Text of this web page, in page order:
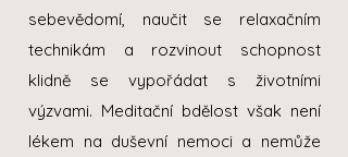
sebevědomí, naučit se relaxačním
technikám a rozvinout schopnost
klidně se vypořádat s životními
výzvami. Meditační bdělost však není
lékem na duševní nemoci a nemůže